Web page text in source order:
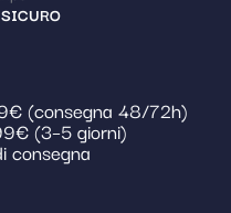
(consegna 48/72h)
(3–5 giorni)
consegna